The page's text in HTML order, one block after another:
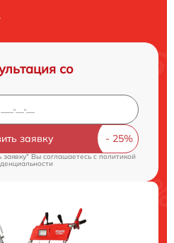
со
заявку
Вы соглашаетесь cполитикой